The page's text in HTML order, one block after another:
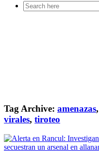
Search
for:
Tag Archive: amenazas,
virales, tiroteo